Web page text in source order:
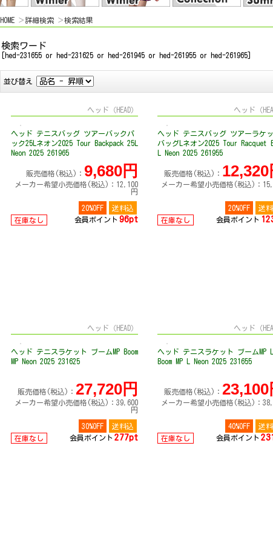
HOME 詳細検索 検索結果
検索ワード
[hed-231655 or hed-231625 or hed-261945 or hed-261955 or hed-261965]
並び替え
ヘッド（HEAD）
ヘッド テニスバッグ ツアーバックパ
ック25Lネオン2025 Tour Backpack 25L
Neon 2025 261965
販売価格(税込)： 9,680円
メーカー希望小売価格(税込)：12,100
円
20%OFF
送料込
在庫なし
会員ポイント 96pt
ヘッド（
ヘッド テニスバッグ ツアーラケ
バッグLネオン2025 Tour Racquet
L Neon 2025 261955
販売価格(税込)： 12,320
メーカー希望小売価格(税込)：
20%OFF
送
在庫なし
会員ポイント
ヘッド（HEAD）
ヘッド テニスラケット ブームMP Boom
MP Neon 2025 231625
販売価格(税込)： 27,720円
メーカー希望小売価格(税込)：39,600
円
30%OFF
送料込
在庫なし
会員ポイント 277pt
ヘッド（
ヘッド テニスラケット ブームMP L
Boom MP L Neon 2025 231655
販売価格(税込)： 23,100
メーカー希望小売価格(税込)：
40%OFF
送
在庫なし
会員ポイント